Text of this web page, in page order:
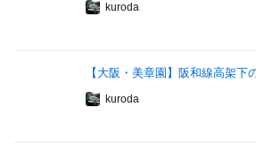
kuroda
【大阪・美章園】阪和線高架下
kuroda